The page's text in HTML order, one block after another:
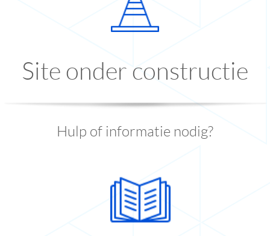
Site onder constructie
Hulp of informatie nodig?